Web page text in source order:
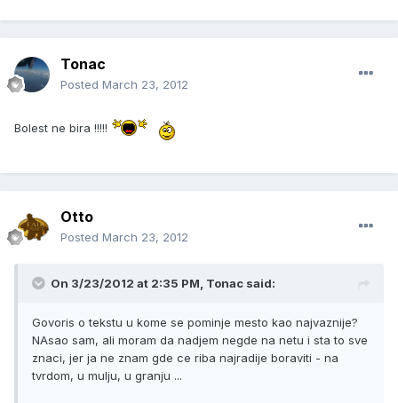
Tonac
Posted March 23, 2012
Bolest ne bira !!!!!
Otto
Posted March 23, 2012
On 3/23/2012 at 2:35 PM, Tonac said:
Govoris o tekstu u kome se pominje mesto kao najvaznije?
NAsao sam, ali moram da nadjem negde na netu i sta to sve
znaci, jer ja ne znam gde ce riba najradije boraviti - na
tvrdom, u mulju, u granju ...